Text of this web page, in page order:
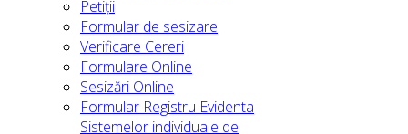
Petiții
Formular de sesizare
Verificare Cereri
Formulare Online
Sesizări Online
Formular Registru Evidenta
Sistemelor individuale de